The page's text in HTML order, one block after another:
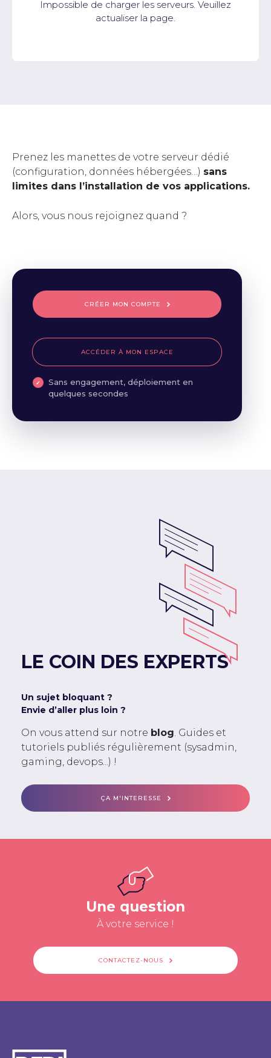
Impossible de charger les serveurs. Veuillez
actualiser la page.
Prenez les manettes de votre serveur dédié
(configuration, données hébergées…) sans
limites dans l’installation de vos applications.
Alors, vous nous rejoignez quand ?
CRÉER MON COMPTE
ACCÉDER À MON ESPACE
Sans engagement, déploiement en
quelques secondes
LE COIN DES EXPERTS
Un sujet bloquant ?
Envie d’aller plus loin ?
On vous attend sur notre blog. Guides et
tutoriels publiés régulièrement (sysadmin,
gaming, devops...) !
ÇA M'INTERESSE
Une question
À votre service !
CONTACTEZ-NOUS